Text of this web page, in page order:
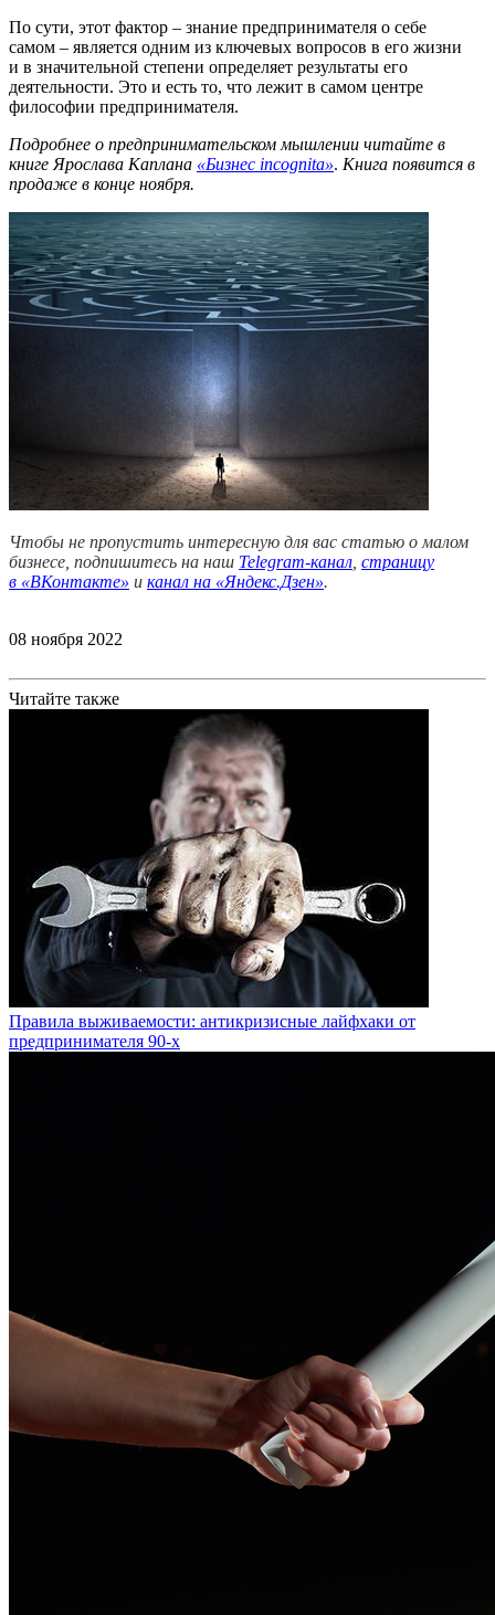
По сути, этот фактор – знание предпринимателя о себе
самом – является одним из ключевых вопросов в его жизни
и в значительной степени определяет результаты его
деятельности. Это и есть то, что лежит в самом центре
философии предпринимателя.
Подробнее о предпринимательском мышлении читайте в
книге Ярослава Каплана «Бизнес incognita». Книга появится в
продаже в конце ноября.
Чтобы не пропустить интересную для вас статью о малом
бизнесе, подпишитесь на наш Telegram-канал, страницу
в «ВКонтакте» и канал на «Яндекс.Дзен».
08 ноября 2022
Читайте также
Правила выживаемости: антикризисные лайфхаки от
предпринимателя 90-х